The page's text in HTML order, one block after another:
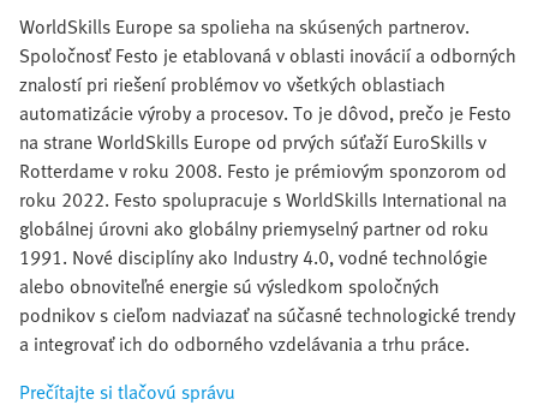
WorldSkills Europe sa spolieha na skúsených partnerov.
Spoločnosť Festo je etablovaná v oblasti inovácií a odborných
znalostí pri riešení problémov vo všetkých oblastiach
automatizácie výroby a procesov. To je dôvod, prečo je Festo
na strane WorldSkills Europe od prvých súťaží EuroSkills v
Rotterdame v roku 2008. Festo je prémiovým sponzorom od
roku 2022. Festo spolupracuje s WorldSkills International na
globálnej úrovni ako globálny priemyselný partner od roku
1991. Nové disciplíny ako Industry 4.0, vodné technológie
alebo obnoviteľné energie sú výsledkom spoločných
podnikov s cieľom nadviazať na súčasné technologické trendy
a integrovať ich do odborného vzdelávania a trhu práce.
Prečítajte si tlačovú správu